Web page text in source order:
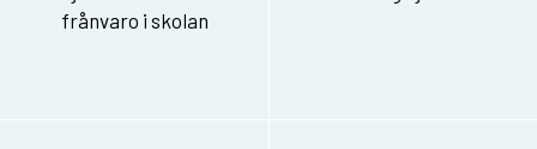
frånvaro i skolan